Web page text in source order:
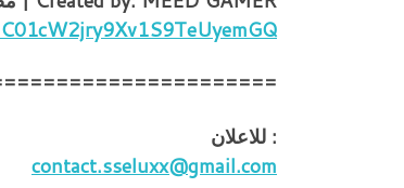
: للاعلان
contact.sseluxx@gmail.com